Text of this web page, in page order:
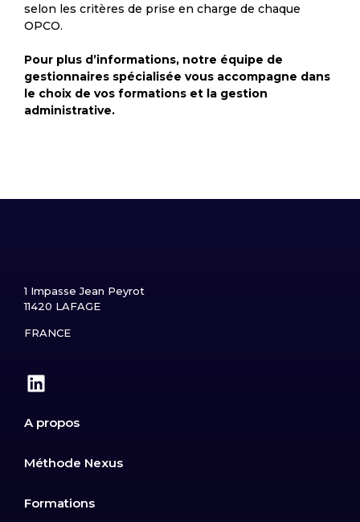
selon les critères de prise en charge de chaque
OPCO.
Pour plus d’informations, notre équipe de
gestionnaires spécialisée vous accompagne dans
le choix de vos formations et la gestion
administrative.
1 Impasse Jean Peyrot
11420 LAFAGE
FRANCE
A propos
Méthode Nexus
Formations